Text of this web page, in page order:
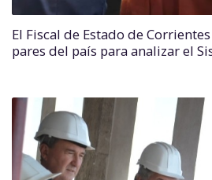
El Fiscal de Estado de
pares del país para analizar el